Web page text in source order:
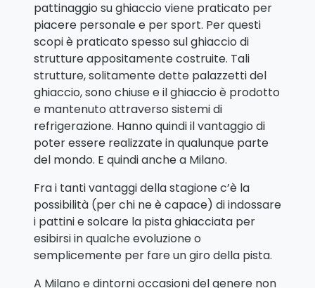
pattinaggio su ghiaccio viene praticato per
piacere personale e per sport. Per questi
scopi è praticato spesso sul ghiaccio di
strutture appositamente costruite. Tali
strutture, solitamente dette palazzetti del
ghiaccio, sono chiuse e il ghiaccio è prodotto
e mantenuto attraverso sistemi di
refrigerazione. Hanno quindi il vantaggio di
poter essere realizzate in qualunque parte
del mondo. E quindi anche a Milano.
Fra i tanti vantaggi della stagione c’è la
possibilità (per chi ne è capace) di indossare
i pattini e solcare la pista ghiacciata per
esibirsi in qualche evoluzione o
semplicemente per fare un giro della pista.
A Milano e dintorni occasioni del genere non